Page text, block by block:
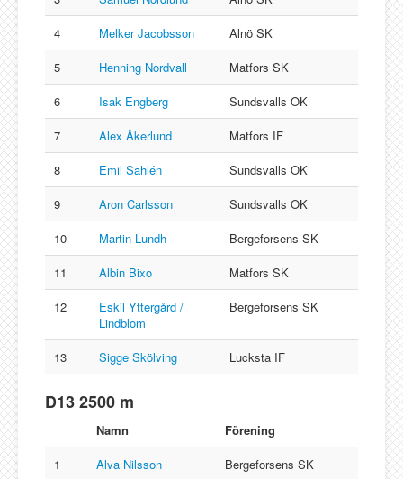
4
Melker Jacobsson
Alnö SK
5
Henning Nordvall
Matfors SK
6
Isak Engberg
Sundsvalls OK
7
Alex Åkerlund
Matfors IF
8
Emil Sahlén
Sundsvalls OK
9
Aron Carlsson
Sundsvalls OK
10
Martin Lundh
Bergeforsens SK
11
Albin Bixo
Matfors SK
12
Eskil Yttergård /
Lindblom
Bergeforsens SK
13 Sigge Skölving Lucksta IF
D13 2500 m
Namn
Förening
1
Alva Nilsson
Bergeforsens SK